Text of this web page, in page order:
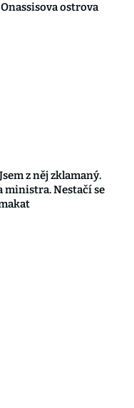
ostrova
z něj zklamaný.
ministra. Nestačí se